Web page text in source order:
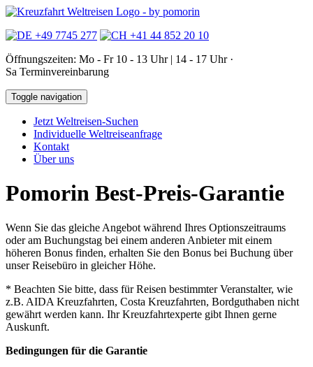
+49 7745 277
+41 44 852 20 10
Öffnungszeiten: Mo - Fr 10 - 13 Uhr | 14 - 17 Uhr ·
Sa Terminvereinbarung
Toggle navigation
Jetzt Weltreisen-Suchen
Individuelle Weltreiseanfrage
Kontakt
Über uns
Pomorin Best-Preis-Garantie
Wenn Sie das gleiche Angebot während Ihres Optionszeitraums
oder am Buchungstag bei einem anderen Anbieter mit einem
höheren Bonus finden, erhalten Sie den Bonus bei Buchung über
unser Reisebüro in gleicher Höhe.
* Beachten Sie bitte, dass für Reisen bestimmter Veranstalter, wie
z.B. AIDA Kreuzfahrten, Costa Kreuzfahrten, Bordguthaben nicht
gewährt werden kann. Ihr Kreuzfahrtexperte gibt Ihnen gerne
Auskunft.
Bedingungen für die Garantie